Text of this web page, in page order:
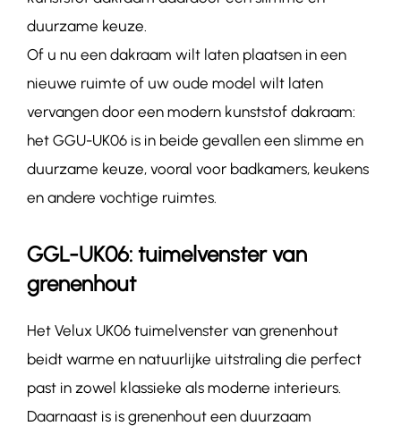
duurzame keuze.
Of u nu een dakraam wilt laten plaatsen in een
nieuwe ruimte of uw oude model wilt laten
vervangen door een modern kunststof dakraam:
het GGU-UK06is in beide gevallen een slimme en
duurzame keuze, vooral voor badkamers, keukens
en andere vochtige ruimtes.
GGL-UK06: tuimelvenster van
grenenhout
Het Velux UK06 tuimelvenster van grenenhout
beidt warme en natuurlijke uitstraling die perfect
past in zowel klassieke als moderne interieurs.
Daarnaast is is grenenhout een duurzaam